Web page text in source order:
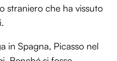
straniero che ha vissuto
in Spagna, Picasso nel